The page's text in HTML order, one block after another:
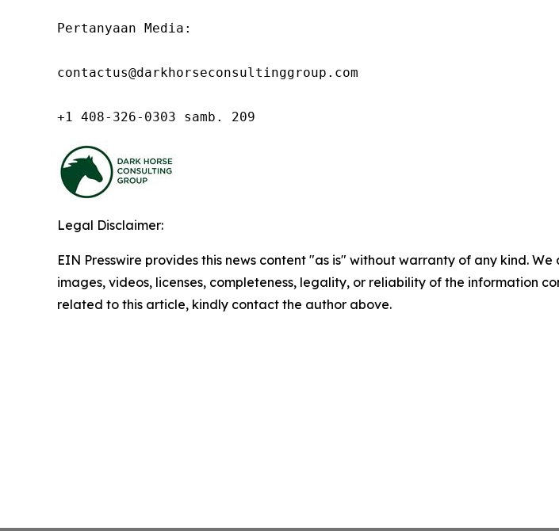
Pertanyaan Media:
contactus@darkhorseconsultinggroup.com
+1 408-326-0303 samb. 209
Legal Disclaimer:
EIN Presswire provides this news content "as is" without warranty of any kind.
images, videos, licenses, completeness, legality, or reliability of the information
related to this article, kindly contact the author above.